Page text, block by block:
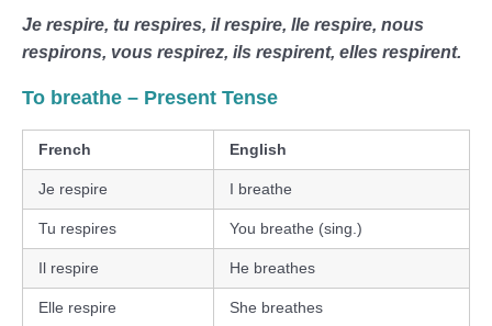
Je respire, tu respires, il respire, lle respire, nous
respirons, vous respirez, ils respirent, elles respirent.
To breathe – Present Tense
French English
Je respire I breathe
Tu respires You breathe (sing.)
Il respire He breathes
Elle respire She breathes